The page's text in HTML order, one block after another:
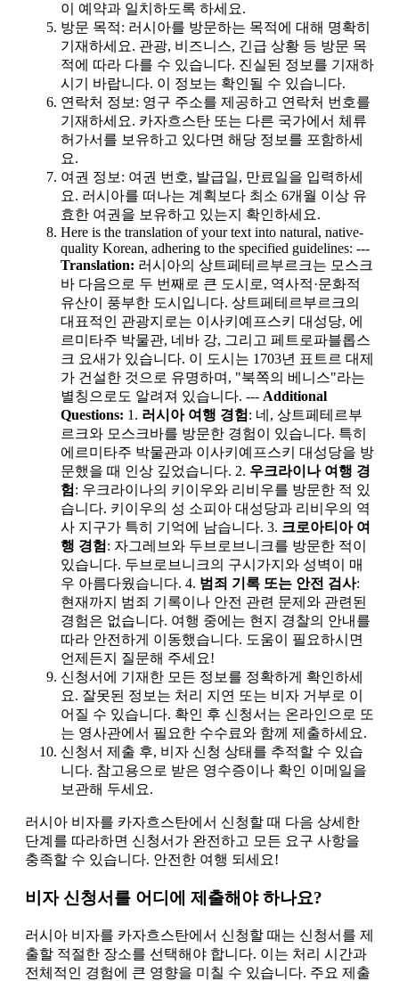
이 예약과 일치하도록 하세요.
방문 목적: 러시아를 방문하는 목적에 대해 명확히
기재하세요. 관광, 비즈니스, 긴급 상황 등 방문 목
적에 따라 다를 수 있습니다. 진실된 정보를 기재하
시기 바랍니다. 이 정보는 확인될 수 있습니다.
연락처 정보: 영구 주소를 제공하고 연락처 번호를
기재하세요. 카자흐스탄 또는 다른 국가에서 체류
허가서를 보유하고 있다면 해당 정보를 포함하세
요.
여권 정보: 여권 번호, 발급일, 만료일을 입력하세
요. 러시아를 떠나는 계획보다 최소 6개월 이상 유
효한 여권을 보유하고 있는지 확인하세요.
Here is the translation of your text into natural, native-
quality Korean, adhering to the specified guidelines: ---
Translation: 러시아의 상트페테르부르크는 모스크
바 다음으로 두 번째로 큰 도시로, 역사적·문화적
유산이 풍부한 도시입니다. 상트페테르부르크의
대표적인 관광지로는 이사키예프스키 대성당, 에
르미타주 박물관, 네바 강, 그리고 페트로파블롭스
크 요새가 있습니다. 이 도시는 1703년 표트르 대제
가 건설한 것으로 유명하며, "북쪽의 베니스"라는
별칭으로도 알려져 있습니다. --- Additional
Questions: 1. 러시아 여행 경험 : 네, 상트페테르부
르크와 모스크바를 방문한 경험이 있습니다. 특히
에르미타주 박물관과 이사키예프스키 대성당을 방
문했을 때 인상 깊었습니다. 2. 우크라이나 여행 경
험 : 우크라이나의 키이우와 리비우를 방문한 적 있
습니다. 키이우의 성 소피아 대성당과 리비우의 역
사 지구가 특히 기억에 남습니다. 3. 크로아티아 여
행 경험 : 자그레브와 두브로브니크를 방문한 적이
있습니다. 두브로브니크의 구시가지와 성벽이 매
우 아름다웠습니다. 4. 범죄 기록 또는 안전 검사:
현재까지 범죄 기록이나 안전 관련 문제와 관련된
경험은 없습니다. 여행 중에는 현지 경찰의 안내를
따라 안전하게 이동했습니다. 도움이 필요하시면
언제든지 질문해 주세요!
신청서에 기재한 모든 정보를 정확하게 확인하세
요. 잘못된 정보는 처리 지연 또는 비자 거부로 이
어질 수 있습니다. 확인 후 신청서는 온라인으로 또
는 영사관에서 필요한 수수료와 함께 제출하세요.
신청서 제출 후, 비자 신청 상태를 추적할 수 있습
니다. 참고용으로 받은 영수증이나 확인 이메일을
보관해 두세요.
러시아 비자를 카자흐스탄에서 신청할 때 다음 상세한
단계를 따라하면 신청서가 완전하고 모든 요구 사항을
충족할 수 있습니다. 안전한 여행 되세요!
비자 신청서를 어디에 제출해야 하나요?
러시아 비자를 카자흐스탄에서 신청할 때는 신청서를 제
출할 적절한 장소를 선택해야 합니다. 이는 처리 시간과
전체적인 경험에 큰 영향을 미칠 수 있습니다. 주요 제출